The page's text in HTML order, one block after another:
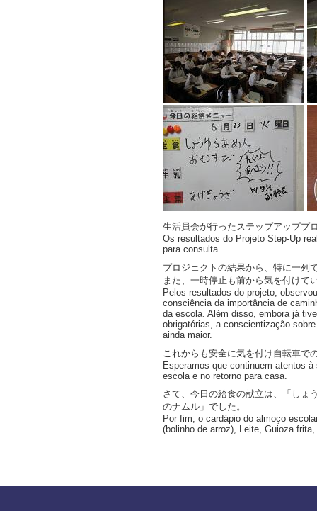
生活員会が行ったステップアッププ
Os resultados do Projeto Step-Up
para consulta.
プロジェクトの結果から、特に一列
また、一時停止も前から気を付けて
Pelos resultados do projeto,
consciência da importância de
da escola. Além disso, embora já
obrigatórias, a conscientização
ainda maior.
これからも安全に気を付け自転車で
Esperamos que continuem atentos
escola e no retorno para casa.
さて、今日の給食の献立は、「しょ
のナムル」でした。
Por fim, o cardápio do almoço
(bolinho de arroz), Leite, Guioza